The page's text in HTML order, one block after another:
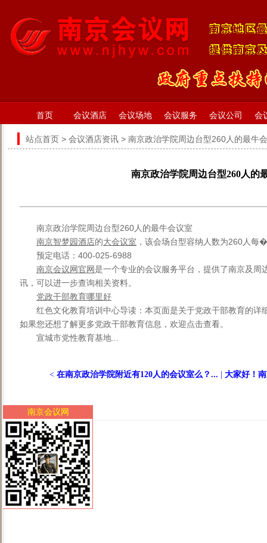
首页 会议酒店 会议场地 会议服务 会议公司 会
站点首页 > 会议酒店资讯 > 南京政治学院周边台型260人的最牛
南京政治学院周边台型260人的
南京政治学院周边台型260人的最牛会议室
南京智梦园酒店的大会议室 ，该会场台型容纳人数为260人
预定电话：400-025-6988
南京会议网官网是一个专业的会议服务平台，提供了南京及周
讯，可以进一步查询相关资料。
党政干部教育哪里好
红色文化教育培训中心导读：本页面是关于党政干部教育的详
如果您还想了解更多党政干部教育信息，欢迎点击查看。
宣城市党性教育基地...
< 在南京政治学院附近有120人的会议室么？... 大家好！
南京会议网